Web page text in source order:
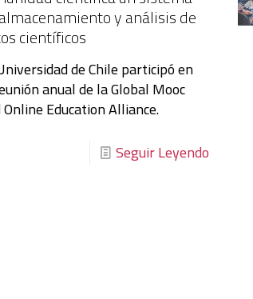
y análisis de
científicos
de Chile participó en
anual de la Global Mooc
Education Alliance.
Seguir Leyendo